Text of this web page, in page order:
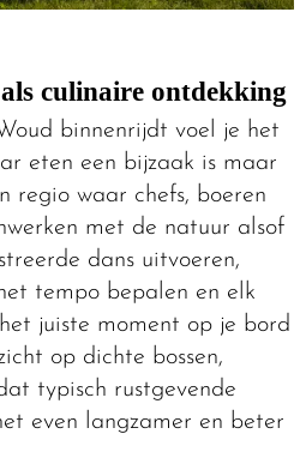
culinaire ontdekking
binnenrijdt voel je het
eten een bijzaak is maar
regio waar chefs, boeren
met de natuur alsof
dans uitvoeren,
tempo bepalen en elk
juiste moment op je bord
op dichte bossen,
typisch rustgevende
even langzamer en beter